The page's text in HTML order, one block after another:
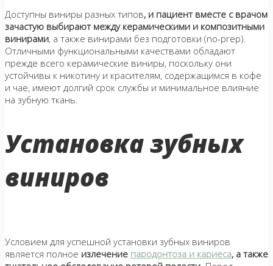
Доступны виниры разных типов, и пациент вместе с врачом
зачастую выбирают между керамическими и композитными
винирами, а также винирами без подготовки (no-prep).
Отличными функциональными качествами обладают
прежде всего керамические виниры, поскольку они
устойчивы к никотину и красителям, содержащимся в кофе
и чае, имеют долгий срок службы и минимальное влияние
на зубную ткань.
Установка зубных
виниров
Условием для успешной установки зубных виниров
является полное излечение пародонтоза и кариеса, а также